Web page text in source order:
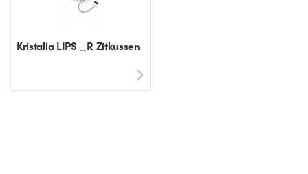
Kristalia LIPS _R Zitkussen